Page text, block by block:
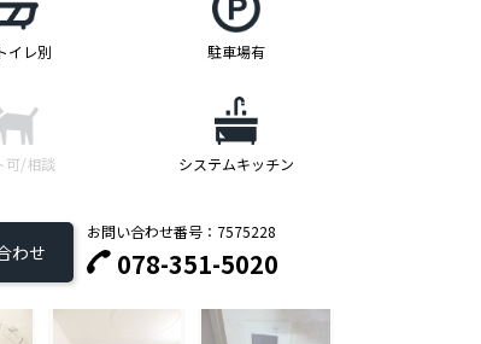
イレ別 駐車場有
可/相談 システムキッチン
わせ
お問い合わせ番号：7575228
078-351-5020